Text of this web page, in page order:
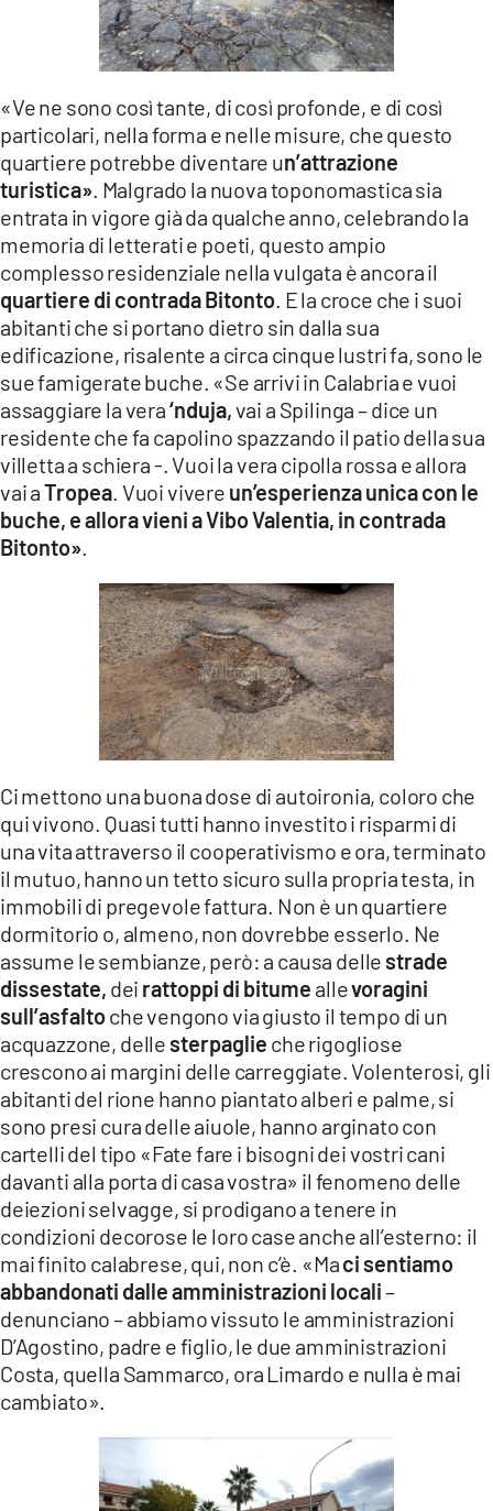
LACONAIR.IT
LACITYMAG.IT
ILREGGINO.IT
COSENZACHANNEL.IT
ILVIBONESE.IT
CATANZAROCHANNEL.IT
LACAPITALENEWS.IT
App
ANDROID
APPLE
«Ve ne sono così tante, di così profonde, e di così
particolari, nella forma e nelle misure, che questo
quartiere potrebbe diventare un’attrazione
turistica». Malgrado la nuova toponomastica sia
entrata in vigore già da qualche anno, celebrando la
memoria di letterati e poeti, questo ampio
complesso residenziale nella vulgata è ancora il
quartiere di contrada Bitonto. E la croce che i suoi
abitanti che si portano dietro sin dalla sua
edificazione, risalente a circa cinque lustri fa, sono le
sue famigerate buche. «Se arrivi in Calabria e vuoi
assaggiare la vera‘nduja,vai a Spilinga– dice un
residente che fa capolino spazzando il patio della sua
villetta a schiera -. Vuoi la vera cipolla rossa e allora
vai aTropea. Vuoi vivere un’esperienza unica con le
buche, e allora vieni a Vibo Valentia, in contrada
Bitonto».
Ci mettono una buona dose di autoironia, coloro che
qui vivono. Quasi tutti hanno investito i risparmi di
una vita attraverso il cooperativismo e ora, terminato
il mutuo, hanno un tetto sicuro sulla propria testa, in
immobili di pregevole fattura. Non è un quartiere
dormitorio o, almeno, non dovrebbe esserlo. Ne
assume le sembianze, però: a causa delle strade
dissestate, dei rattoppi di bitume allevoragini
sull’asfaltoche vengono via giusto il tempo di un
acquazzone, delle sterpaglie che rigogliose
crescono ai margini delle carreggiate. Volenterosi, gli
abitanti del rione hanno piantato alberi e palme, si
sono presi cura delle aiuole, hanno arginato con
cartelli del tipo «Fate fare i bisogni dei vostri cani
davanti alla porta di casa vostra» il fenomeno delle
deiezioni selvagge, si prodigano a tenere in
condizioni decorose le loro case anche all’esterno: il
mai finito calabrese, qui, non c’è. «Maci sentiamo
abbandonati dalle amministrazioni locali–
denunciano – abbiamo vissuto le amministrazioni
D’Agostino, padre e figlio, le due amministrazioni
Costa, quella Sammarco, ora Limardo e nulla è mai
cambiato».